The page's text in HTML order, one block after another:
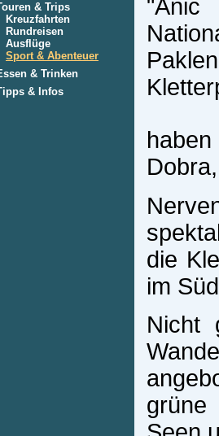
& Trips
Kreuzfahrten
Rundreisen
Ausflüge
Sport & Abenteuer
& Trinken
& Infos
die
im
Nicht
grüne